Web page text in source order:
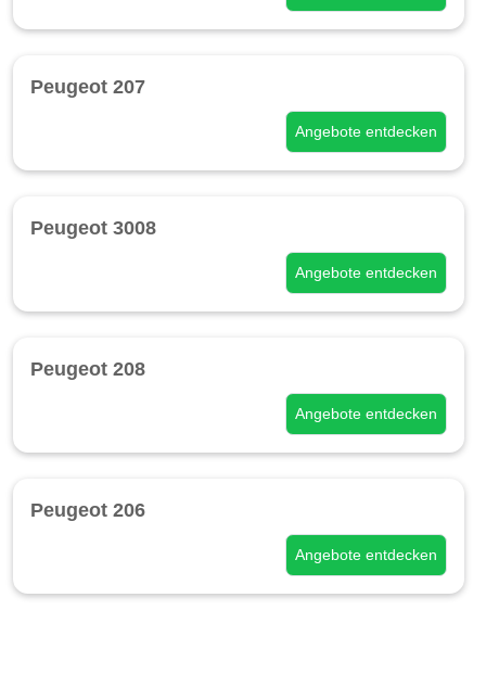
Peugeot 207
Angebote entdecken
Peugeot 3008
Angebote entdecken
Peugeot 208
Angebote entdecken
Peugeot 206
Angebote entdecken